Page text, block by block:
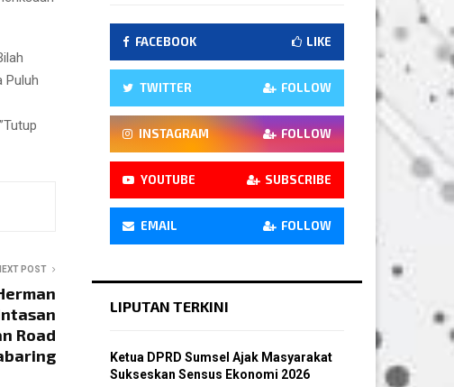
Puluh
POST
Road
FACEBOOK LIKE
TWITTER FOLLOW
INSTAGRAM FOLLOW
YOUTUBE SUBSCRIBE
EMAIL FOLLOW
LIPUTAN TERKINI
Ketua DPRD Sumsel Ajak Masyarakat
Sukseskan Sensus Ekonomi 2026